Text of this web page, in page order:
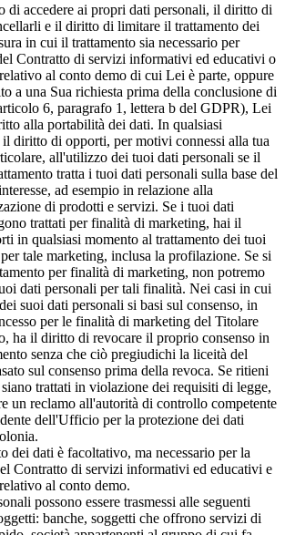
di accedere ai propri dati personali, il diritto di
e il diritto di limitare il trattamento dei
in cui il trattamento sia necessario per
Contratto di servizi informativi ed educativi o
al conto demo di cui Lei è parte, oppure
a una Sua richiesta prima della conclusione di
6, paragrafo 1, lettera b del GDPR), Lei
alla portabilità dei dati. In qualsiasi
diritto di opporti, per motivi connessi alla tua
all'utilizzo dei tuoi dati personali se il
tratta i tuoi dati personali sulla base del
ad esempio in relazione alla
di prodotti e servizi. Se i tuoi dati
trattati per finalità di marketing, hai il
in qualsiasi momento al trattamento dei tuoi
tale marketing, inclusa la profilazione. Se si
per finalità di marketing, non potremo
dati personali per tali finalità. Nei casi in cui
suoi dati personali si basi sul consenso, in
per le finalità di marketing del Titolare
ha il diritto di revocare il proprio consenso in
senza che ciò pregiudichi la liceità del
sul consenso prima della revoca. Se ritieni
trattati in violazione dei requisiti di legge,
un reclamo all'autorità di controllo competente
dell'Ufficio per la protezione dei dati
dei dati è facoltativo, ma necessario per la
Contratto di servizi informativi ed educativi e
al conto demo.
possono essere trasmessi alle seguenti
banche, soggetti che offrono servizi di